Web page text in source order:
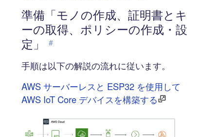
準備「モノの作成、証明書とキ
ーの取得、ポリシーの作成・設
定」
#
手順は以下の解説の流れに従います。
AWS サーバーレスと ESP32 を使用して
AWS IoT Core デバイスを構築する